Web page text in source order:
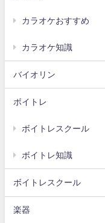
カラオケおすすめ
カラオケ知識
バイオリン
ボイトレ
ボイトレスクール
ボイトレ知識
ボイトレスクール
楽器